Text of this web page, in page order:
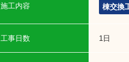
施工内容 棟交換
工事日数 1日